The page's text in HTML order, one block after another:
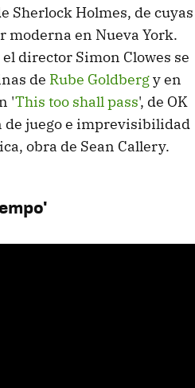
Sherlock Holmes, de cuyas
moderna en Nueva York.
director Simon Clowes se
de Rube Goldbergy en
'This too shall pass', de OK
de juego e imprevisibilidad
obra de Sean Callery.